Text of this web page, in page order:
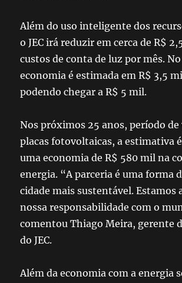
Além do uso inteligente dos
o JEC irá reduzir em cerca de R$
custos de conta de luz por mês.
economia é estimada em R$ 3,5
podendo chegar a R$ 5 mil.
Nos próximos 25 anos, período
placas fotovoltaicas, a estimativa
uma economia de R$ 580 mil na
energia. “A parceria é uma forma
cidade mais sustentável. Estamos
nossa responsabilidade com o
comentou Thiago Meira, gerente
do JEC.
Além da economia com a energia